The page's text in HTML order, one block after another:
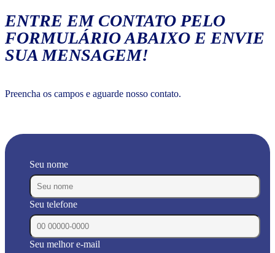
ENTRE EM CONTATO PELO
FORMULÁRIO ABAIXO E ENVIE
SUA MENSAGEM!
Preencha os campos e aguarde nosso contato.
Seu nome
Seu telefone
Seu melhor e-mail